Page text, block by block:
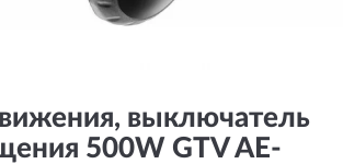
выключатель
500W GTV AE-